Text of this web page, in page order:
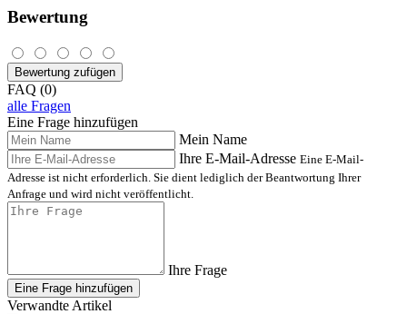
Bewertung
Bewertung zufügen
FAQ (0)
alle Fragen
Eine Frage hinzufügen
Mein Name
Ihre E-Mail-Adresse Eine E-Mail-
Adresse ist nicht erforderlich. Sie dient lediglich der Beantwortung Ihrer
Anfrage und wird nicht veröffentlicht.
Ihre Frage
Eine Frage hinzufügen
Verwandte Artikel